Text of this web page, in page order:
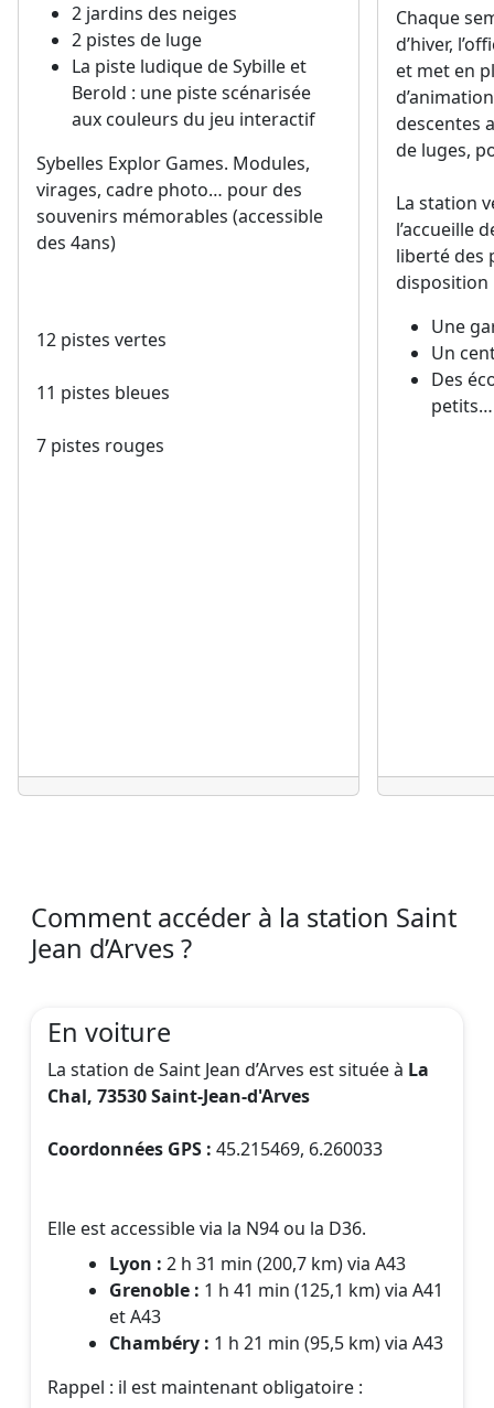
2 jardins des neiges
2 pistes de luge
La piste ludique de Sybille et
Berold : une piste scénarisée
aux couleurs du jeu interactif
Sybelles Explor Games. Modules,
virages, cadre photo… pour des
souvenirs mémorables (accessible
des 4ans)
12 pistes vertes
11 pistes bleues
7 pistes rouges
Chaque
d’hiver,
et met en
descentes
de luges,
La station
l’accueille
liberté des
disposition
Une
Un
Des
petits…
Comment accéder à la station Saint
Jean d’Arves ?
En voiture
La station de Saint Jean d’Arves est située à La
Chal, 73530 Saint-Jean-d'Arves
Coordonnées GPS : 45.215469, 6.260033
Elle est accessible via la N94 ou la D36.
Lyon : 2 h 31 min (200,7 km) via A43
Grenoble : 1 h 41 min (125,1 km) via A41
et A43
Chambéry : 1 h 21 min (95,5 km) via A43
Rappel : il est maintenant obligatoire :